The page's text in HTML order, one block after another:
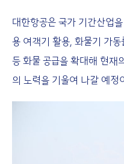
대한항공은 국가 기간산업
용 여객기 활용, 화물기 가
등 화물 공급을 확대해 현재
의 노력을 기울여 나갈 예정